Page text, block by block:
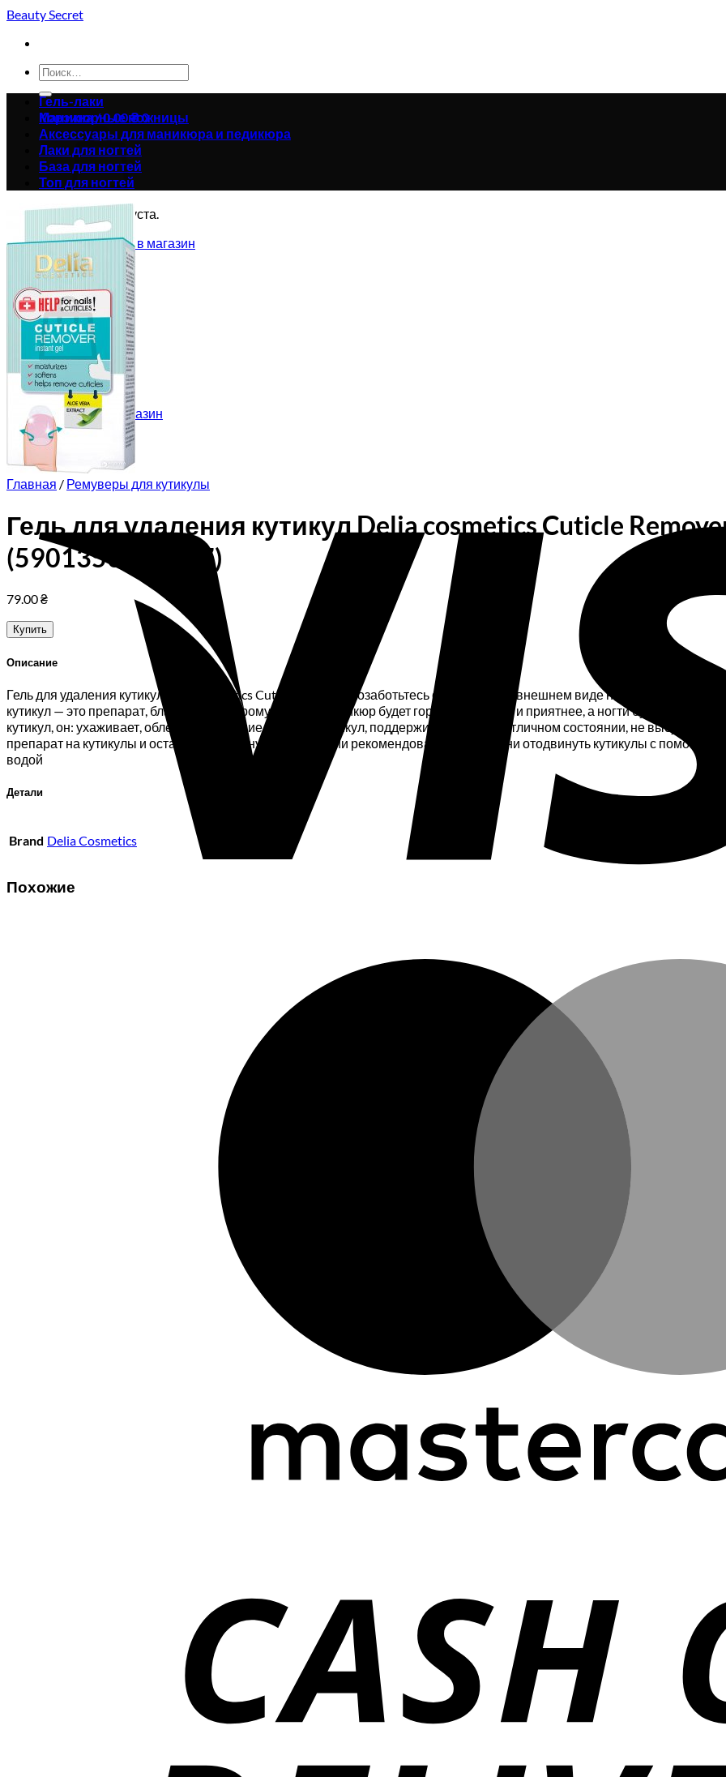
Skip
content
Beauty Secret
Искать:
Корзина /0.00₴0
Корзина пуста.
Вернуться в магазин
0
Корзина
Корзина пуста.
Вернуться в магазин
Гель-лаки
Маникюрные ножницы
Аксессуары для маникюра и педикюра
Лаки для ногтей
База для ногтей
Топ для ногтей
Главная / Ремуверы для кутикулы
Гель для удаления кутикул Delia cosmetics Cuticle
(5901350469637)
79.00₴
Купить
Описание
Гель для удаления кутикул Delia cosmetics Cuticle RemoverПозаботьтесь о прекрасном внешнем виде ногтей с помощью
кутикул — это препарат, благодаря которому сделать маникюр будет гораздо быстрее и приятнее, а ногти будут
кутикул, он: ухаживает, облегчает удаление вросших кутикул, поддерживает ногти в отличном состоянии, не
препарат на кутикулы и оставить на 5 минутПо истечении рекомендованного времени отодвинуть кутикулы с
водой
Детали
Brand Delia Cosmetics
Похожие